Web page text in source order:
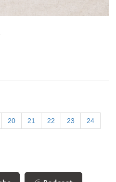
20 21 22 23 24